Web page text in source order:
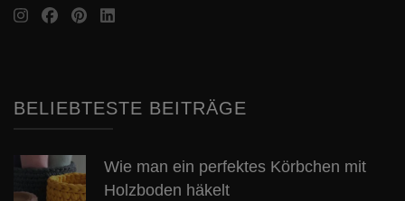
BELIEBTESTE BEITRÄGE
Wie man ein perfektes Körbchen mit
Holzboden häkelt